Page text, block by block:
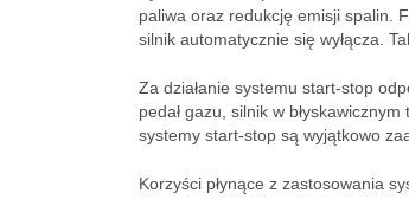
paliwa oraz redukcję emisji spalin.
silnik automatycznie się wyłącza.
Za działanie systemu start-stop
pedał gazu, silnik w
systemy start-stop są wyjątkowo
Korzyści płynące z zastosowania